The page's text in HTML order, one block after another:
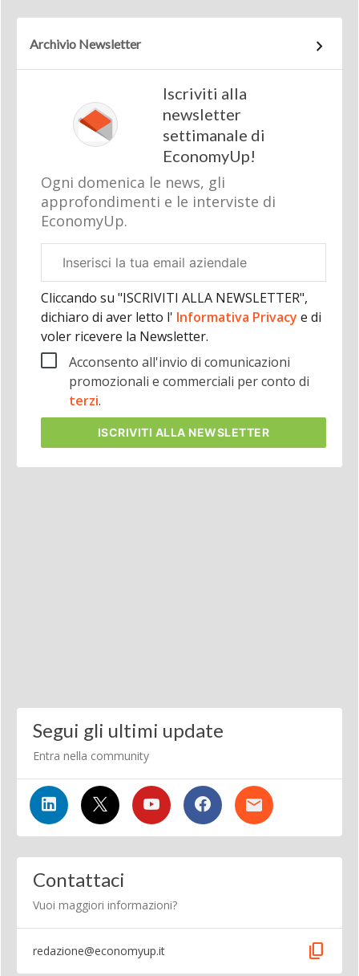
Archivio Newsletter
Iscriviti alla
newsletter
settimanale di
EconomyUp!
Ogni domenica le news, gli
approfondimenti e le interviste di
EconomyUp.
aziendale
Cliccando su "ISCRIVITI ALLA NEWSLETTER",
dichiaro di aver letto l' Informativa Privacy e di
voler ricevere la Newsletter.
Acconsento all'invio di comunicazioni
promozionali e commerciali per conto di
terzi.
ISCRIVITI ALLA NEWSLETTER
Segui gli ultimi update
Entra nella community
Contattaci
Vuoi maggiori informazioni?
redazione@economyup.it content_copy